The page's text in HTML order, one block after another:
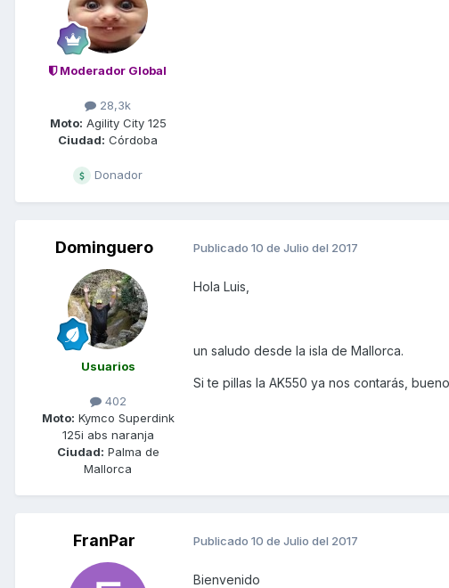
Moderador Global
28,3k
Moto: Agility City 125
Ciudad: Córdoba
Donador
Dominguero
Usuarios
402
Moto: Kymco Superdink
125i abs naranja
Ciudad: Palma de
Mallorca
Publicado 10 de Julio del 2017
Hola Luis,
un saludo desde la isla de Mallorca.
Si te pillas la AK550 ya nos contarás,
FranPar Publicado 10 de Julio del 2017
Bienvenido